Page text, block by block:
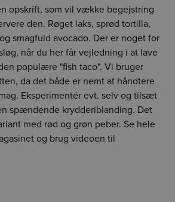
opskrift, som vil vække begejstring
den. Røget laks, sprød tortilla,
smagfuld avocado. Der er noget for
når du her får vejledning i at lave
populære "fish taco". Vi bruger
da det både er nemt at håndtere
Eksperimentér evt. selv og tilsæt
spændende krydderiblanding. Det
med rød og grøn peber. Se hele
og brug videoen til